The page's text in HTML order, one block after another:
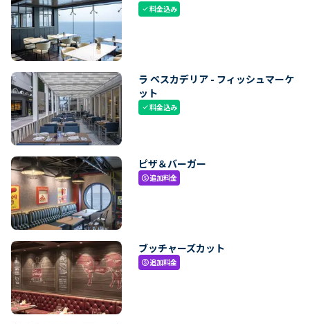
check料金込み
ラ ペスカデリア - フィッシュマーケ
ット
check料金込み
ピザ＆バーガー
paid追加料金
ブッチャーズカット
paid追加料金